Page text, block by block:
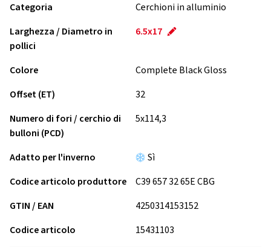
Categoria
Cerchioni in alluminio
Larghezza / Diametro in
pollici
6.5x17
Colore
Complete Black Gloss
Offset (ET)
32
Numero di fori / cerchio di
bulloni (PCD)
5x114,3
Adatto per l'inverno
Sì
Codice articolo produttore
C39 657 32 65E CBG
GTIN / EAN
4250314153152
Codice articolo
15431103